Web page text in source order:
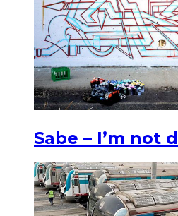
Sabe – I’m not